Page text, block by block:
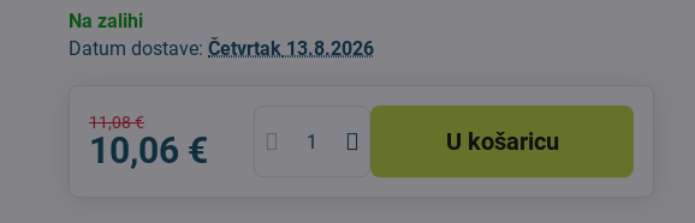
Na zalihi
Datum dostave:Četvrtak 13.8.2026
11,08 €
10,06 € U košaricu